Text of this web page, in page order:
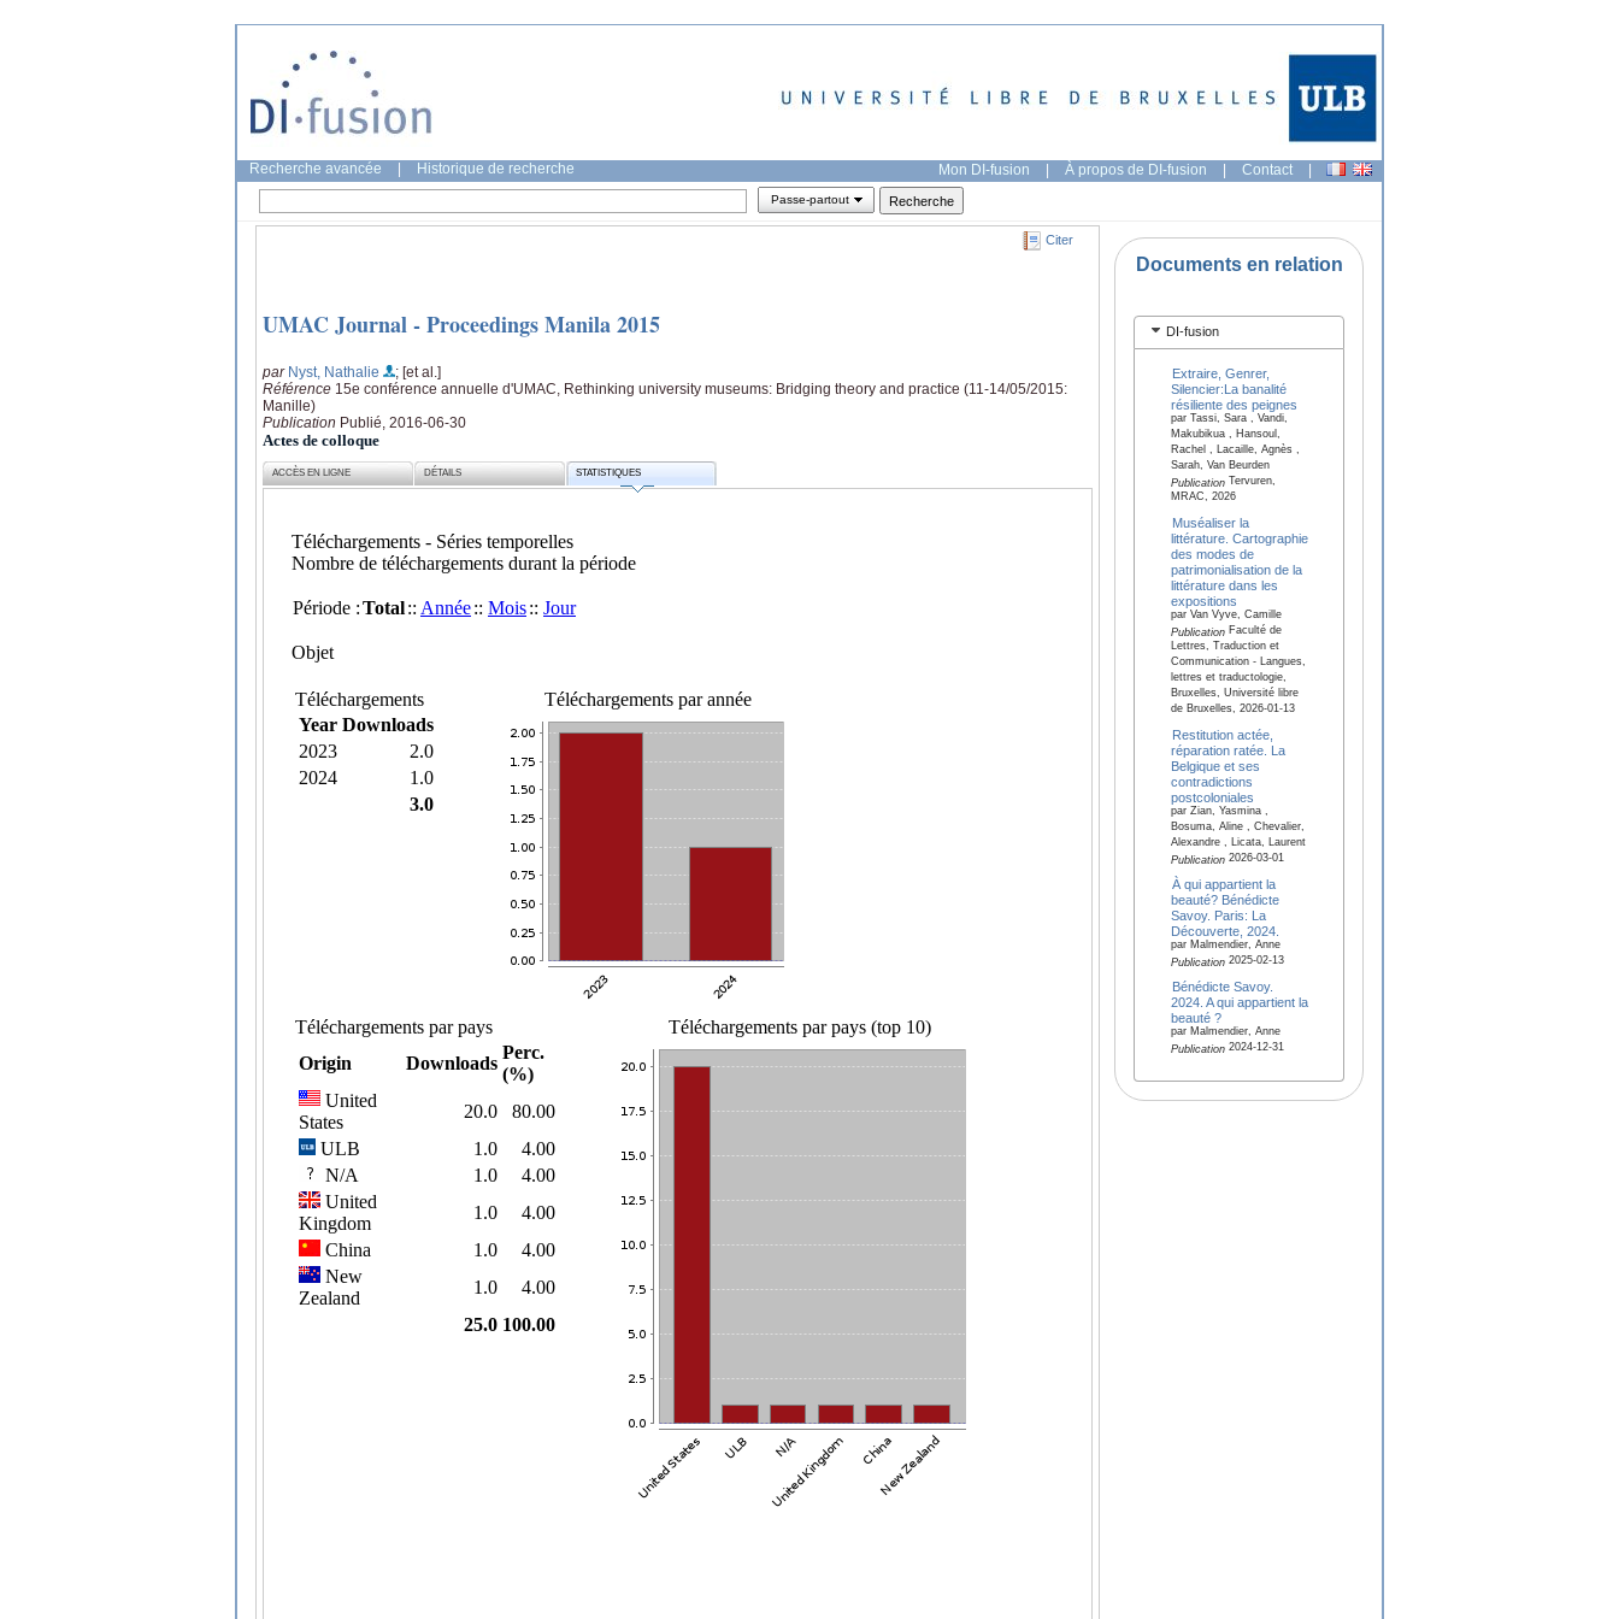
Recherche avancée Historique de recherche Mon DI-fusion | À propos de DI-fusion | Contact |
Passe-partout
Citer
UMAC Journal - Proceedings Manila 2015
par Nyst, Nathalie
; [et al.]
Référence 15e conférence annuelle d'UMAC, Rethinking university museums: Bridging theory and practice (11-14/05/2015:
Manille)
Publication Publié, 2016-06-30
Actes de colloque
ACCÈS EN LIGNE DÉTAILS STATISTIQUES
Documents en relation
DI-fusion
Extraire, Genrer,
Silencier:La banalité
résiliente des peignes
par Tassi, Sara , Vandi,
Makubikua , Hansoul,
Rachel , Lacaille, Agnès ,
Sarah, Van Beurden
PublicationTervuren,
MRAC, 2026
Muséaliser la
littérature. Cartographie
des modes de
patrimonialisation de la
littérature dans les
expositions
par Van Vyve, Camille
PublicationFaculté de
Lettres, Traduction et
Communication - Langues,
lettres et traductologie,
Bruxelles, Université libre
de Bruxelles, 2026-01-13
Restitution actée,
réparation ratée. La
Belgique et ses
contradictions
postcoloniales
par Zian, Yasmina ,
Bosuma, Aline , Chevalier,
Alexandre , Licata, Laurent
Publication2026-03-01
À qui appartient la
beauté? Bénédicte
Savoy. Paris: La
Découverte, 2024.
par Malmendier, Anne
Publication2025-02-13
Bénédicte Savoy.
2024. A qui appartient la
beauté ?
par Malmendier, Anne
Publication2024-12-31